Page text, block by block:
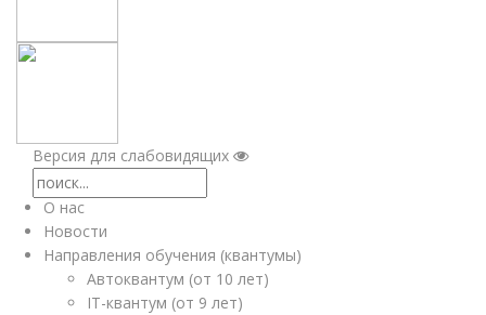
Версия для слабовидящих
О нас
Новости
Направления обучения (квантумы)
Автоквантум (от 10 лет)
IT-квантум (от 9 лет)